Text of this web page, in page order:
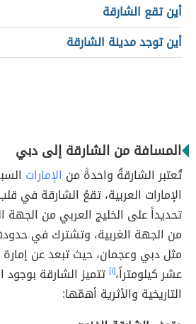
أين تقع الشارقة
أين توجد مدينة الشارقة
المسافة من الشارقة إلى دبي
تُعتبر الشارقةُ واحدةً من الإمارات
الإمارات العربية، تقعُ الشارقة في قلب
تحديداً على الخليج العربي من الجهة
من الجهة الغربية، وتشترك في
مثل دبي وعجمان، حيث تبعد عن
عشر كيلومتراً،[١] تتميز الشارقة بوجود
التاريخية والأثرية أهمّها: